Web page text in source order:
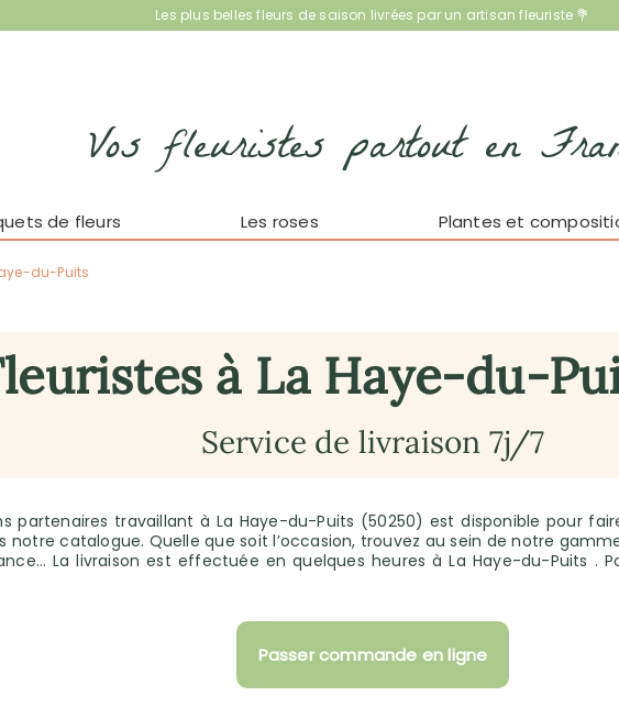
Les plus belles fleurs de saison livrées par un artisan fleuriste 💐
Vos fleuristes partout en
de fleurs Les roses Plantes et
du-Puits
à La Haye-du-
Service de livraison 7j/7
partenaires travaillant à La Haye-du-Puits (50250) est disponible pour
notre catalogue. Quelle que soit l’occasion, trouvez au sein de notre
La livraison est effectuée en quelques heures à La Haye-du-Puits .
Passer commande en ligne